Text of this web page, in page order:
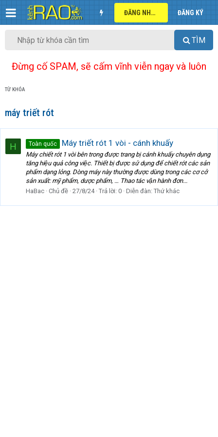
ĐĂNG NHẬP ĐĂNG KÝ
TÌM
Đừng cố SPAM, sẽ cấm vĩnh viễn ngay và luôn
TỪ KHÓA
máy triết rót
H Toàn quốc Máy triết rót 1 vòi - cánh khuấy
Máy chiết rót 1 vòi bên trong được trang bị cánh khuấy chuyên dụng
tăng hiệu quả công việc. Thiết bị được sử dụng để chiết rót các sản
phẩm dạng lỏng. Dòng máy này thường được dùng trong các cơ cở
sản xuất: mỹ phẩm, dược phẩm, … Thao tác vận hành đơn...
HaBac Chủ đề 27/8/24 Trả lời: 0 Diễn đàn: Thứ khác